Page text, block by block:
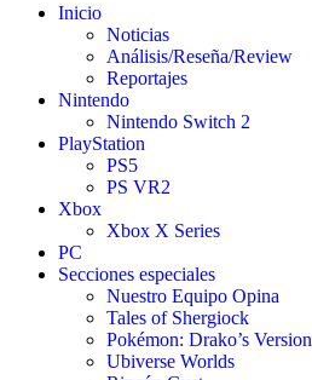
Inicio
Noticias
Análisis/Reseña/Review
Reportajes
Nintendo
Nintendo Switch 2
PlayStation
PS5
PS VR2
Xbox
Xbox X Series
PC
Secciones especiales
Nuestro Equipo Opina
Tales of Shergiock
Pokémon: Drako’s Version
Ubiverse Worlds